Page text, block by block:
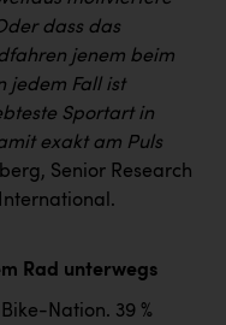
dass das
jenem beim
jedem Fall ist
Sportart in
exakt am Puls
Senior Research
Rad unterwegs
Nation. 39 %